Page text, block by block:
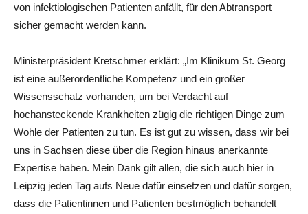
von infektiologischen Patienten anfällt, für den Abtransport
sicher gemacht werden kann.
Ministerpräsident Kretschmer erklärt: „Im Klinikum St. Georg
ist eine außerordentliche Kompetenz und ein großer
Wissensschatz vorhanden, um bei Verdacht auf
hochansteckende Krankheiten zügig die richtigen Dinge zum
Wohle der Patienten zu tun. Es ist gut zu wissen, dass wir bei
uns in Sachsen diese über die Region hinaus anerkannte
Expertise haben. Mein Dank gilt allen, die sich auch hier in
Leipzig jeden Tag aufs Neue dafür einsetzen und dafür sorgen,
dass die Patientinnen und Patienten bestmöglich behandelt